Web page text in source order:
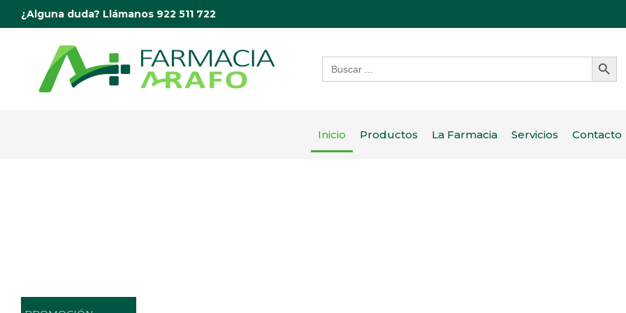
contenido
¿Alguna duda? Llámanos 922 511 722
Buscar: Botón de
Inicio Productos La Farmacia Servicios Contacto